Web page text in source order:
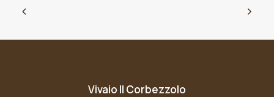
Vivaio Il Corbezzolo